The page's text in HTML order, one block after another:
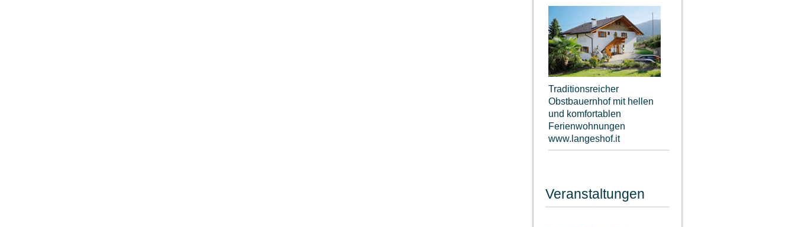
Traditionsreicher
Obstbauernhof mit hellen
und komfortablen
Ferienwohnungen
www.langeshof.it
Veranstaltungen